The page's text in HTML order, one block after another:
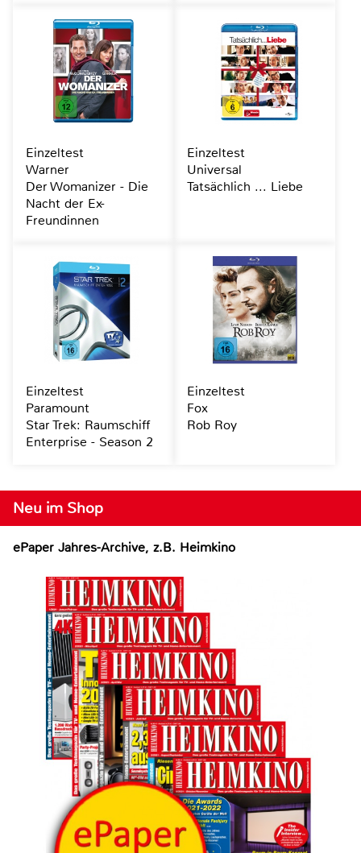
Neu im Shop
ePaper Jahres-Archive, z.B. Heimkino
Einzeltest
Warner
Der Womanizer - Die
Nacht der Ex-
Freundinnen
Einzeltest
Universal
Tatsächlich ... Liebe
Einzeltest
Paramount
Star Trek: Raumschiff
Enterprise - Season 2
Einzeltest
Fox
Rob Roy